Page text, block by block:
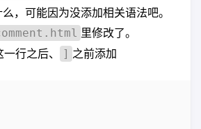
，可能因为没添加相关语法吧。
里修改了。
一行之后、 ] 之前添加